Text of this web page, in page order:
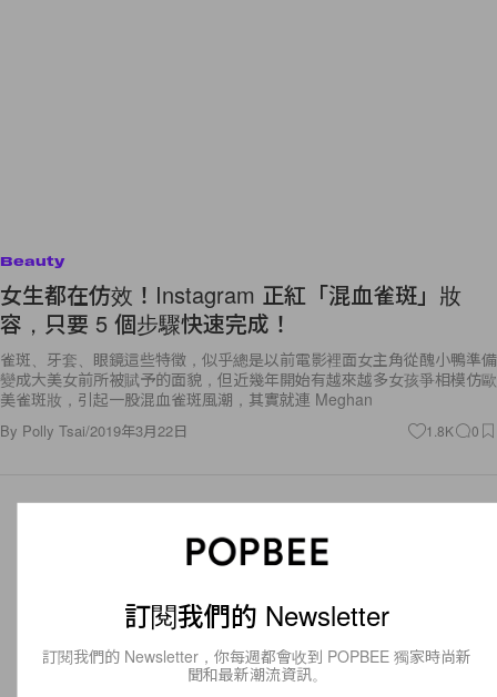
Beauty
女生都在仿效！Instagram 正紅「混血雀斑」妝
容，只要 5 個步驟快速完成！
雀斑、牙套、眼鏡這些特徵，似乎總是以前電影裡面女主角從醜小鴨準備
變成大美女前所被賦予的面貌，但近幾年開始有越來越多女孩爭相模仿歐
美雀斑妝，引起一股混血雀斑風潮，其實就連 Meghan
By Polly Tsai/2019年3月22日 1.8K 0
訂閱我們的 Newsletter
訂閱我們的 Newsletter，你每週都會收到 POPBEE 獨家時尚新
聞和最新潮流資訊。